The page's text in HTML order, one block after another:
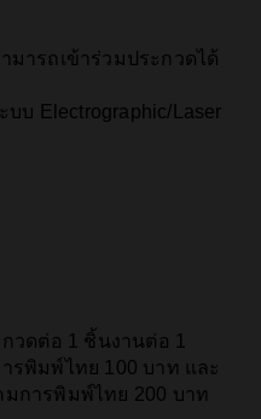
ารถเข้าร่วมประกวดได้
บ Electrographic/Laser
วดต่อ 1 ชิ้นงานต่อ 1
รพิมพ์ไทย 100 บาท และ
การพิมพ์ไทย 200 บาท